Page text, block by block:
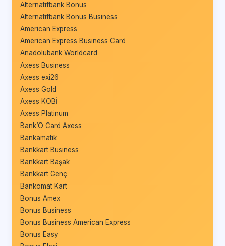
Alternatifbank Bonus
Alternatifbank Bonus Business
American Express
American Express Business Card
Anadolubank Worldcard
Axess Business
Axess exi26
Axess Gold
Axess KOBİ
Axess Platinum
Bank’O Card Axess
Bankamatik
Bankkart Business
Bankkart Başak
Bankkart Genç
Bankomat Kart
Bonus Amex
Bonus Business
Bonus Business American Express
Bonus Easy